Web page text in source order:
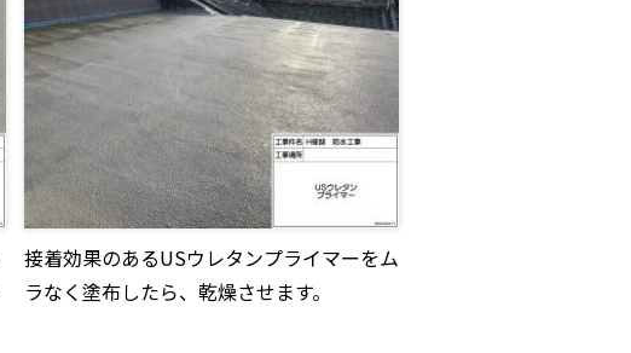
接着効果のあるUSウレタンプライマーをム
ラなく塗布したら、乾燥させます。